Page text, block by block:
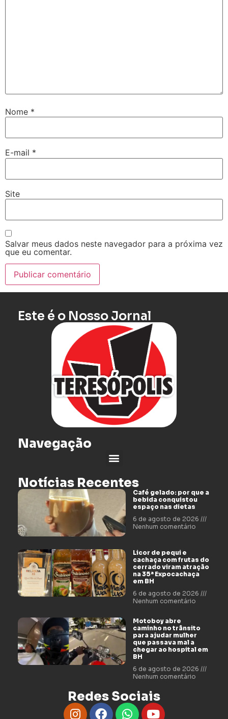
Nome *
E-mail *
Site
Salvar meus dados neste navegador para a próxima vez
que eu comentar.
Este é o Nosso Jornal
Navegação
Notícias Recentes
Café gelado: por que a
bebida conquistou
espaço nas dietas
6 de agosto de 2026
Nenhum comentário
Licor de pequi e
cachaça com frutas do
cerrado viram atração
na 35ª Expocachaça
em BH
6 de agosto de 2026
Nenhum comentário
Motoboy abre
caminho no trânsito
para ajudar mulher
que passava mal a
chegar ao hospital em
BH
6 de agosto de 2026
Nenhum comentário
Redes Sociais